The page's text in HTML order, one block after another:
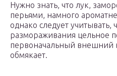
Нужно знать, что лук,
перьями, намного
однако следует учитывать,
размораживания цельное
первоначальный внешний
обмякает.